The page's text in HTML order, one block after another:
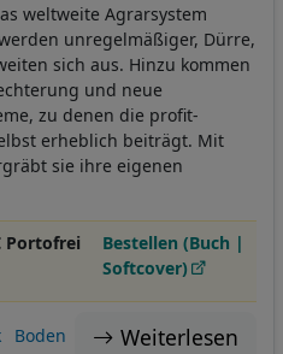
weltweite Agrarsystem
unregelmäßiger, Dürre,
sich aus. Hinzu kommen
und neue
zu denen die profit-
erheblich beiträgt. Mit
sie ihre eigenen
Portofrei
Bestellen (Buch |
Softcover)
Weiterlesen
Boden